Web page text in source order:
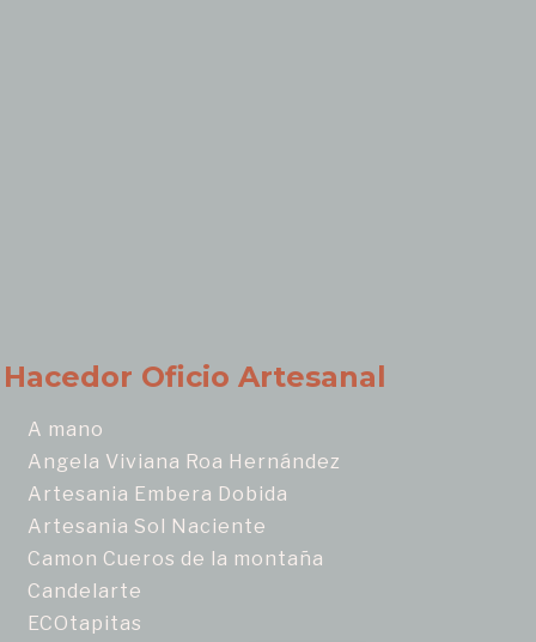
Hacedor Oficio Artesanal
A mano
Angela Viviana Roa Hernández
Artesania Embera Dobida
Artesania Sol Naciente
Camon Cueros de la montaña
Candelarte
ECOtapitas